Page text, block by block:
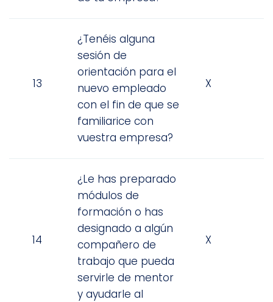
13
¿Tenéis alguna
sesión de
orientación para el
nuevo empleado
con el fin de que se
familiarice con
vuestra empresa?
X
14
¿Le has preparado
módulos de
formación o has
designado a algún
compañero de
trabajo que pueda
servirle de mentor
y ayudarle al
X